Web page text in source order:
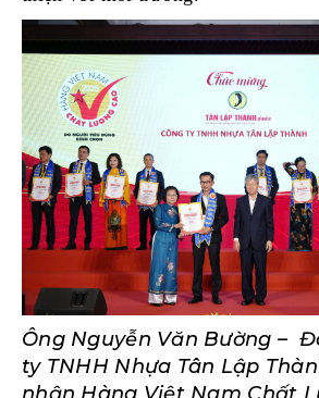
Ông Nguyễn Văn Bường –
ty TNHH Nhựa Tân Lập